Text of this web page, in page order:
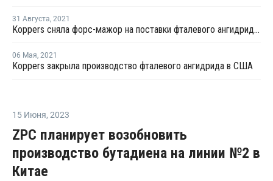
31 Августа, 2021
Koppers сняла форс-мажор на поставки фталевого ангидрида в Иллинойсе
06 Мая, 2021
Koppers закрыла производство фталевого ангидрида в США
15 Июня, 2023
ZPC планирует возобновить
производство бутадиена на линии №2 в
Китае